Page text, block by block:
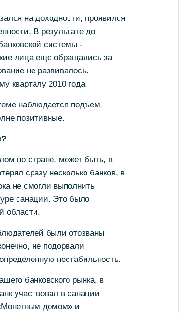
на доходности, проявился
В результате до
системы -
лица еще обращались за
не развивалось.
кварталу 2010 года.
наблюдается подъем.
позитивные.
по стране, может быть, в
сразу несколько банков, в
не смогли выполнить
санации. Это было
области.
были отозваны
не подорвали
нестабильность.
банковского рынка, в
участвовал в санации
домом» и